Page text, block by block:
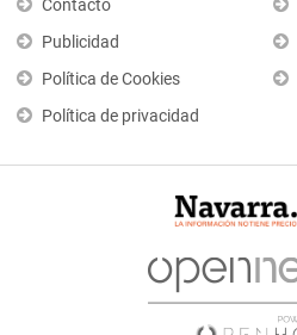
Contacto
Publicidad
Política de Cookies
Política de privacidad